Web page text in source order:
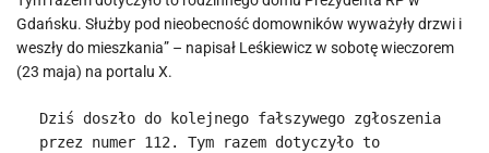
Gdańsku. Służby pod nieobecność domowników wyważyły drzwi i
weszły do mieszkania” – napisał Leśkiewicz w sobotę wieczorem
(23 maja) na portalu X.
Dziś doszło do kolejnego fałszywego zgłoszenia
przez numer 112. Tym razem dotyczyło to